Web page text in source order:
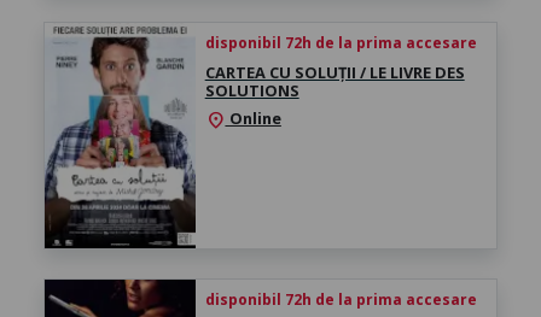
disponibil 72h de la prima accesare
CARTEA CU SOLUȚII / LE LIVRE DES
SOLUTIONS
location_on Online
disponibil 72h de la prima accesare